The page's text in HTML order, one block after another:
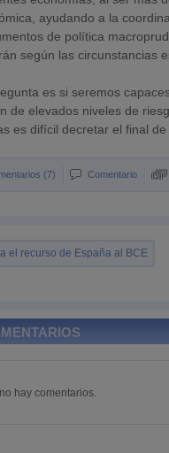
ayudando a la
de política
según las circunstancias
es si seremos
de elevados niveles de
es difícil decretar el final de
(7) Comentario
el recurso de España al BCE
hay comentarios.